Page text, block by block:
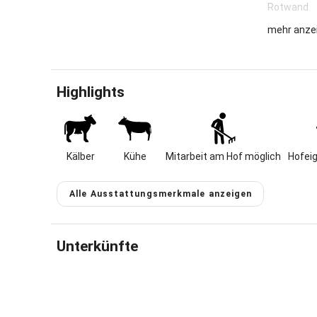
Rotwand.
Seit über
Min.
Loipen.
erreichbar.
mehr
Highlights
Kälber Kühe Mitarbeit am Hof möglich
Alle Ausstattungsmerkmale anzeigen
Unterkünfte